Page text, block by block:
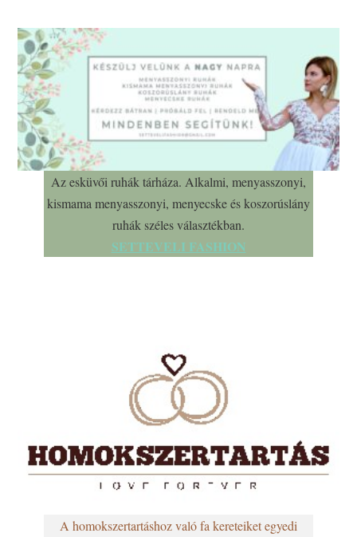
Az esküvői ruhák tárháza. Alkalmi, menyasszonyi,
kismama menyasszonyi, menyecske és koszorúslány
ruhák széles választékban.
SETTEVELI FASHION
A homokszertartáshoz való fa kereteiket egyedi